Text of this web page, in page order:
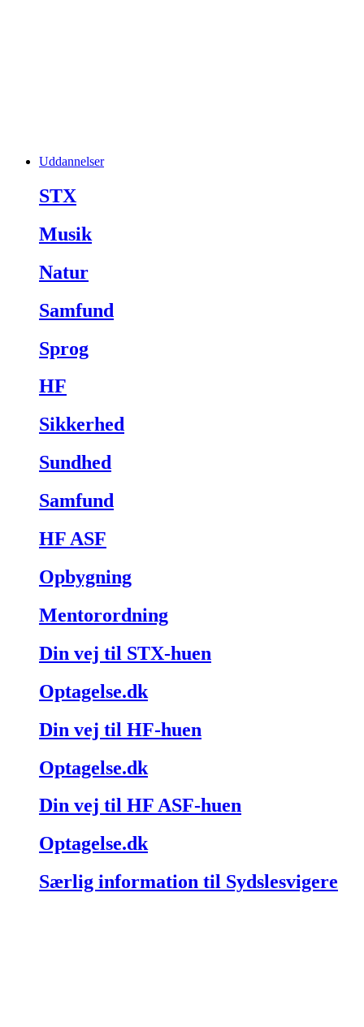
Uddannelser
STX
Musik
Natur
Samfund
Sprog
HF
Sikkerhed
Sundhed
Samfund
HF ASF
Opbygning
Mentorordning
Din vej til STX-huen
Optagelse.dk
Din vej til HF-huen
Optagelse.dk
Din vej til HF ASF-huen
Optagelse.dk
Særlig information til Sydslesvigere